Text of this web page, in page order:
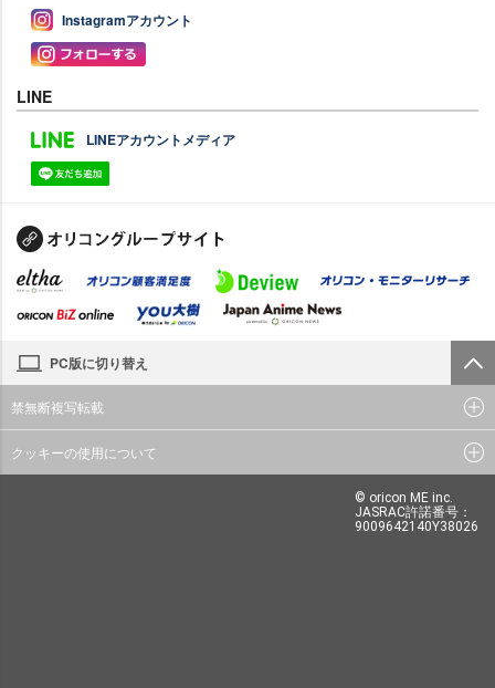
Instagramアカウント
LINE
LINEアカウントメディア
PC版に切り替え
禁無断複写転載
クッキーの使用について
© oricon ME inc.
JASRAC許諾番号：
9009642140Y38026